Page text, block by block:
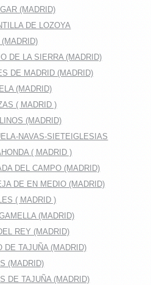
(MADRID)
DE LOZOYA
DE LA SIERRA (MADRID)
DE MADRID (MADRID)
(MADRID)
( MADRID )
(MADRID)
NAVAS-SIETEIGLESIAS
( MADRID )
DEL CAMPO (MADRID)
DE EN MEDIO (MADRID)
( MADRID )
(MADRID)
REY (MADRID)
DE TAJUÑA (MADRID)
(MADRID)
DE TAJUÑA (MADRID)